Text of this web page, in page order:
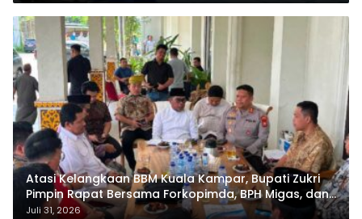
Atasi Kelangkaan BBM Kuala Kampar, Bupati Zukri
Pimpin Rapat Bersama Forkopimda, BPH Migas, dan
Pertamina
Juli 31, 2026